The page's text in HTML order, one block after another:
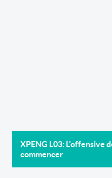
XPENG L03: L'offensive
commencer